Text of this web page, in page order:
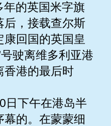
的英国米字旗
后，接载查尔斯
回国的英国皇
驶离维多利亚港
港的最后时
日下午在港岛半
幕的。在蒙蒙细